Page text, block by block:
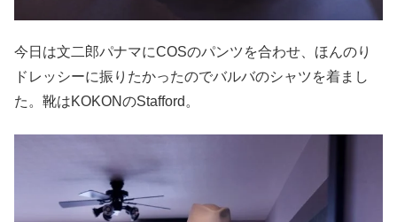
今日は文二郎パナマにCOSのパンツを合わせ、ほんのり
ドレッシーに振りたかったのでバルバのシャツを着まし
た。靴はKOKONのStafford。